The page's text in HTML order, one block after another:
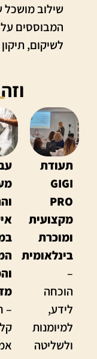
שילוב מושכל
המבוססים
לשיקום, תיקון
–
תעודת
GIGI
PRO
מקצועית
ומוכרת
בינלאומית
–
הוכחה
לידע,
למיומנות
ולשליטה